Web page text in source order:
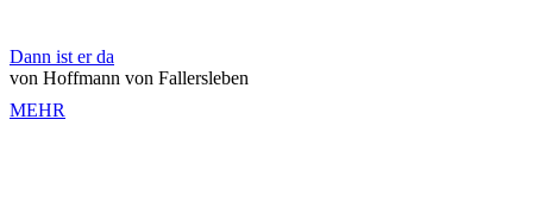
Dann ist er da
von Hoffmann von Fallersleben
MEHR